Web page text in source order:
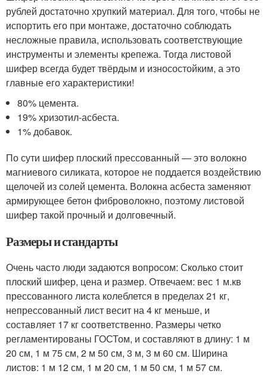
рублей достаточно хрупкий материал. Для того, чтобы не
испортить его при монтаже, достаточно соблюдать
несложные правила, использовать соответствующие
инструменты и элементы крепежа. Тогда листовой
шифер всегда будет твёрдым и износостойким, а это
главные его характеристики!
80% цемента.
19% хризотил-асбеста.
1% добавок.
По сути шифер плоский прессованный — это волокно
магниевого силиката, которое не поддается воздействию
щелочей из солей цемента. Волокна асбеста заменяют
армирующее бетон фиброволокно, поэтому листовой
шифер такой прочный и долговечный.
Размеры и стандарты
Очень часто люди задаются вопросом: Сколько стоит
плоский шифер, цена и размер. Отвечаем: вес 1 м.кв
прессованного листа колеблется в пределах 21 кг,
непрессованный лист весит на 4 кг меньше, и
составляет 17 кг соответственно. Размеры четко
регламентированы ГОСТом, и составляют в длину: 1 м
20 см, 1 м 75 см, 2 м 50 см, 3 м, 3 м 60 см. Ширина
листов: 1 м 12 см, 1 м 20 см, 1 м 50 см, 1 м 57 см.